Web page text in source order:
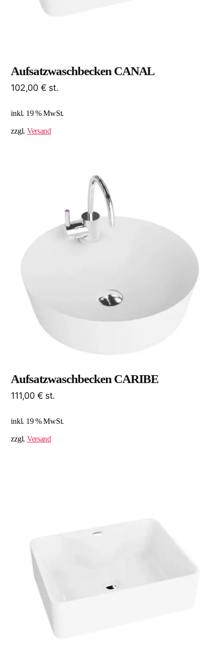
Aufsatzwaschbecken CANAL
102,00 € st.
inkl. 19 % MwSt.
zzgl. Versand
Aufsatzwaschbecken CARIBE
111,00 € st.
inkl. 19 % MwSt.
zzgl. Versand